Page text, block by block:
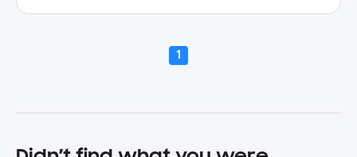
교류의 장이 펼쳐졌습니다. 이날 삼성 소프트웨어
커뮤니티를 중심으로 행사가 진행되었습니다.
samsung software developer conference 2022:
회장은 “삼성전자는 기술 혁신의 근간인 소프트웨
1